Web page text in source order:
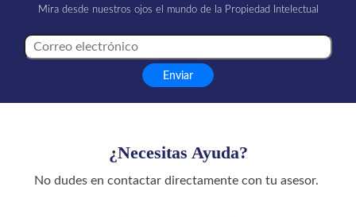
Mira desde nuestros ojos el mundo de la Propiedad Intelectual
¿Necesitas Ayuda?
No dudes en contactar directamente con tu asesor.